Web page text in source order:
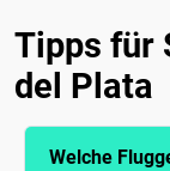
Tipps für
del Plata
Welche